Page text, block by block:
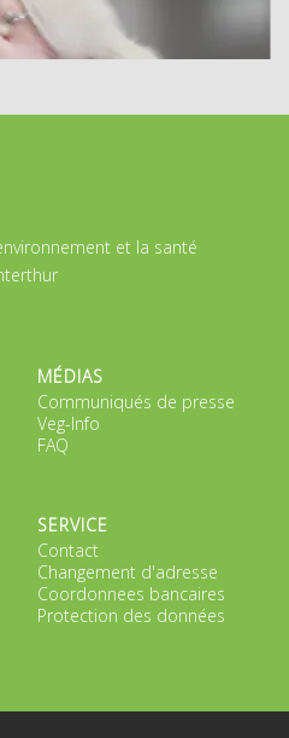
et la santé
MÉDIAS
Communiqués de presse
Veg-Info
FAQ
SERVICE
Contact
Changement d'adresse
Coordonnees bancaires
Protection des données